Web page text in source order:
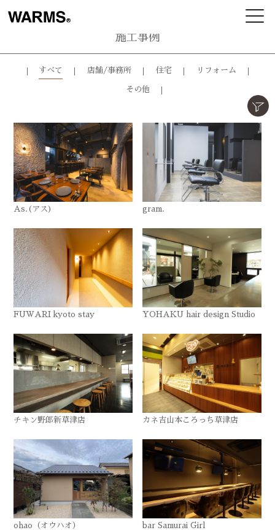
施工事例
すべて 店舗/事務所 住宅 リフォーム
その他
As.(アス) gram.
FUWARI kyoto stay YOHAKU hair design Studio
チキン野郎新草津店 カネ吉山本ころっち草津店
ohao（オウハオ） bar Samurai Girl